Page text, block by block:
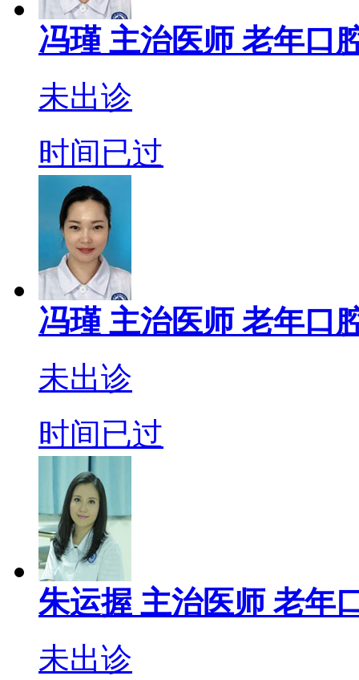
冯瑾 主治医师 老年口
未出诊
时间已过
冯瑾 主治医师 老年口
未出诊
时间已过
朱运握 主治医师 老年
未出诊